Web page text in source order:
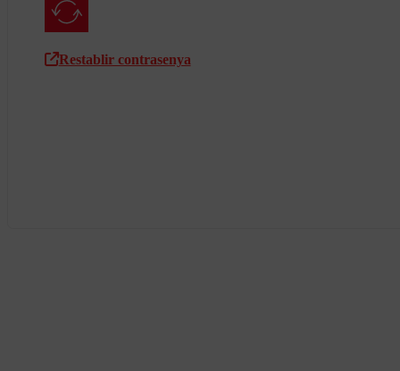
Restablir contrasenya